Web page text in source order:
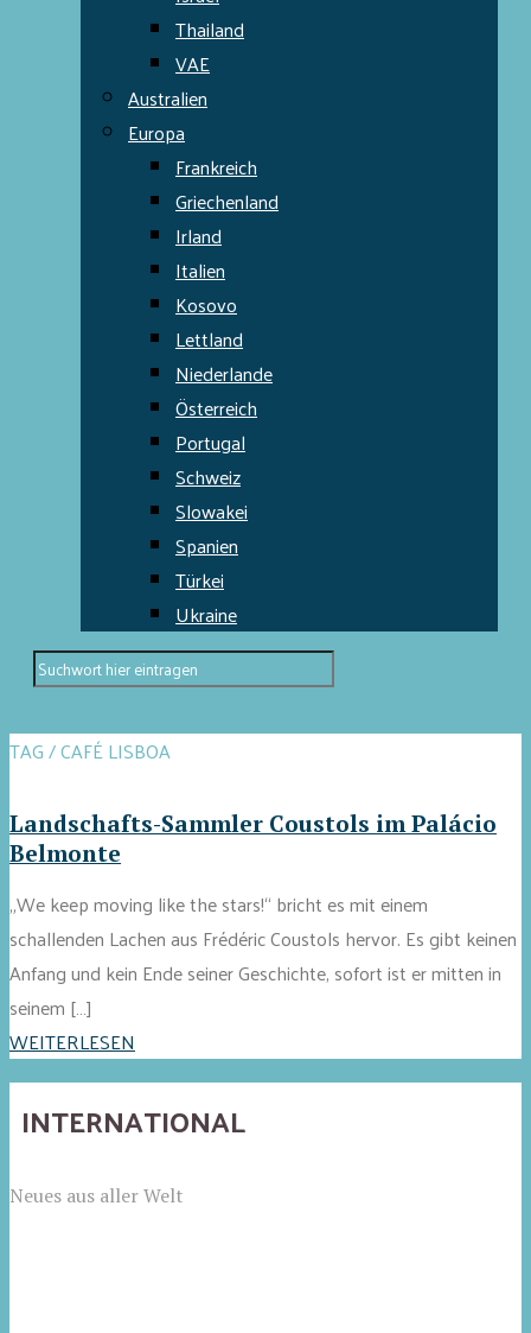
Thailand
VAE
Australien
Europa
Frankreich
Griechenland
Irland
Italien
Kosovo
Lettland
Niederlande
Österreich
Portugal
Schweiz
Slowakei
Spanien
Türkei
Ukraine
TAG / CAFÉ LISBOA
Landschafts-Sammler Coustols im Palácio
Belmonte
„We keep moving like the stars!“ bricht es mit einem
schallenden Lachen aus Frédéric Coustols hervor. Es gibt keinen
Anfang und kein Ende seiner Geschichte, sofort ist er mitten in
seinem […]
WEITERLESEN
INTERNATIONAL
Neues aus aller Welt